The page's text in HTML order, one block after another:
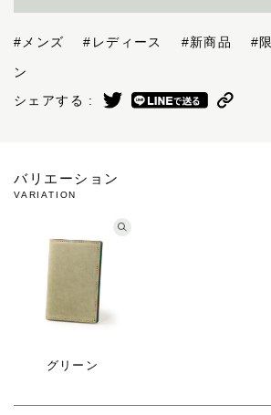
#メンズ #レディース #新商品 #
ン
シェアする :
バリエーション
VARIATION
グリーン